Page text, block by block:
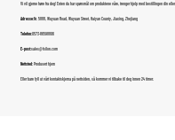
Vi vil gjerne høre fra deg! Enten du har spørsmål om produktene våre, trenger hjelp med bestillingen din
Adresse:Nr. 5888, Wuyuan Road, Wuyuan Street, Haiyan County, Jiaxing, Zhejiang
Telefon: 0573-86598806
E-post:sales@fsilon.com
Nettsted: Produsert hjem
Eller bare fyll ut vårt kontaktskjema på nettsiden, så kommer vi tilbake til deg innen 24 timer.